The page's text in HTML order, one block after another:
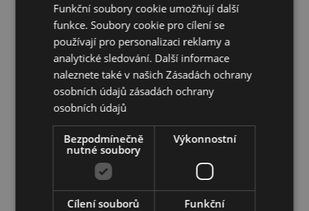
Doplňující informace:
Chcete se dozvědět více o nákupu u Puckator?
Přečtěte si našehoprůvodce nákupem pro zákazníky.
Vlastnosti produktu
Výška 10.5cm Šířka 3cm Hloubka 3cm Pastelky
5055071504969
240
0.051000
Ne
Funkční soubory cookie umožňují další
funkce. Soubory cookie pro cílení se
používají pro personalizaci reklamy a
analytické sledování. Další informace
naleznete také v našich Zásadách ochrany
osobních údajů zásadách ochrany
osobních údajů
Bezpodmínečně
nutné soubory
Výkonnostní
Cílení souborů Funkční